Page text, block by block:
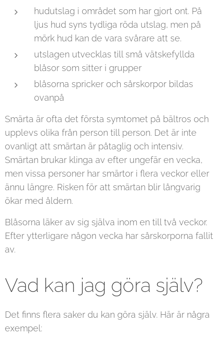
hudutslag i området som har gjort ont. På
ljus hud syns tydliga röda utslag, men på
mörk hud kan de vara svårare att se.
utslagen utvecklas till små vätskefyllda
blåsor som sitter i grupper
blåsorna spricker och sårskorpor bildas
ovanpå
Smärta är ofta det första symtomet på bältros och
upplevs olika från person till person. Det är inte
ovanligt att smärtan är påtaglig och intensiv.
Smärtan brukar klinga av efter ungefär en vecka,
men vissa personer har smärtor i flera veckor eller
ännu längre. Risken för att smärtan blir långvarig
ökar med åldern.
Blåsorna läker av sig själva inom en till två veckor.
Efter ytterligare någon vecka har sårskorporna fallit
av.
Vad kan jag göra själv?
Det finns flera saker du kan göra själv. Här är några
exempel: